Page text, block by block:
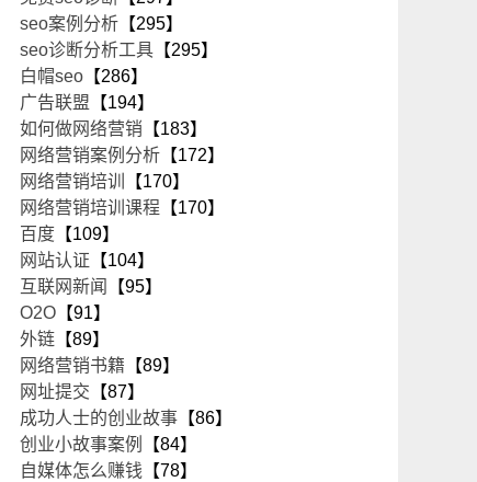
seo案例分析 【295】
seo诊断分析工具 【295】
白帽seo 【286】
广告联盟 【194】
如何做网络营销 【183】
网络营销案例分析 【172】
网络营销培训
【170】
网络营销培训课程 【170】
百度 【109】
网站认证 【104】
互联网新闻
【95】
O2O 【91】
外链 【89】
网络营销书籍 【89】
网址提交 【87】
成功人士的创业故事 【86】
创业小故事案例
【84】
自媒体怎么赚钱 【78】